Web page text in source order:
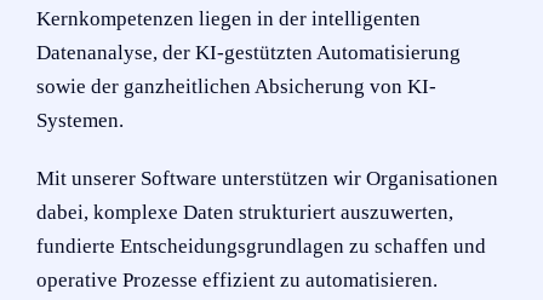
Kernkompetenzen liegen in der intelligenten
Datenanalyse, der KI-gestützten Automatisierung
sowie der ganzheitlichen Absicherung von KI-
Systemen.
Mit unserer Software unterstützen wir Organisationen
dabei, komplexe Daten strukturiert auszuwerten,
fundierte Entscheidungsgrundlagen zu schaffen und
operative Prozesse effizient zu automatisieren.